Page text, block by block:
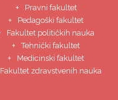
Pravni fakultet
Pedagoški fakultet
Fakultet političkih nauka
Tehnički fakultet
Medicinski fakultet
Fakultet zdravstvenih nauka